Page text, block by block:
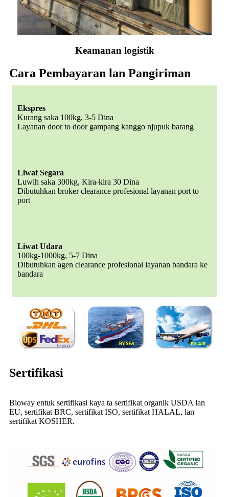
Keamanan logistik
Cara Pembayaran lan Pangiriman
Ekspres
Kurang saka 100kg, 3-5 Dina
Layanan door to door gampang kanggo njupuk barang
Liwat Segara
Luwih saka 300kg, Kira-kira 30 Dina
Dibutuhkan broker clearance profesional layanan port to
port
Liwat Udara
100kg-1000kg, 5-7 Dina
Dibutuhkan agen clearance profesional layanan bandara ke
bandara
Sertifikasi
Bioway entuk sertifikasi kaya ta sertifikat organik USDA lan
EU, sertifikat BRC, sertifikat ISO, sertifikat HALAL, lan
sertifikat KOSHER.